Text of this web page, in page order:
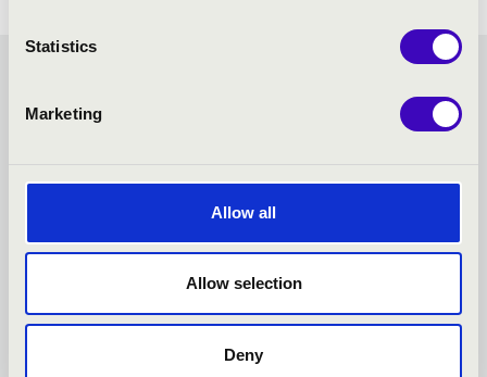
Statistics
Marketing
Allow all
Allow selection
Deny
KONCERTEK